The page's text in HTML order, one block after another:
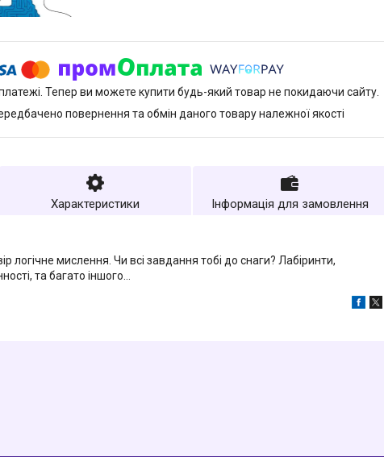
платежі. Тепер ви можете купити будь-який товар не покидаючи сайту.
повернення та обмін даного товару належної якості
Характеристики Інформація для замовлення
логічне мислення. Чи всі завдання тобі до снаги? Лабіринти,
та багато іншого…